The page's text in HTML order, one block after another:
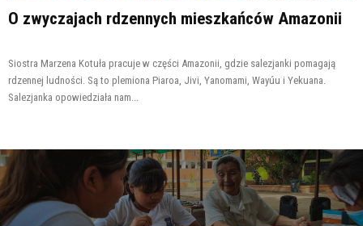
O zwyczajach rdzennych mieszkańców Amazonii
Siostra Marzena Kotuła pracuje w części Amazonii, gdzie salezjanki pomagają
rdzennej ludności. Są to plemiona Piaroa, Jivi, Yanomami, Wayúu i Yekuana.
Salezjanka opowiedziała nam...